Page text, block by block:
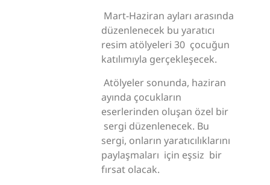
Mart-Haziran ayları arasında
düzenlenecek bu yaratıcı
resim atölyeleri 30 çocuğun
katılımıyla gerçekleşecek.
Atölyeler sonunda, haziran
ayında çocukların
eserlerinden oluşan özel bir
sergi düzenlenecek. Bu
sergi, onların yaratıcılıklarını
paylaşmaları için eşsiz bir
fırsat olacak.